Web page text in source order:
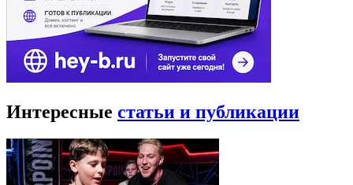
Интересные статьи и публикации